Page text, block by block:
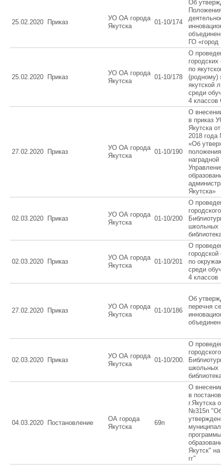
25.02.2020 Приказ
УО ОА города
Якутска
01-10/174
Об
ГО «город
25.02.2020 Приказ
УО ОА города
Якутска
01-10/178
О
по
(родному)
якутской
среди
4 классов
27.02.2020 Приказ
УО ОА города
Якутска
01-10/190
О
в приказ
Якутска
2018
«Об
Якутска»
02.03.2020 Приказ
УО ОА города
Якутска
01-10/200
О
городского
школьных
02.03.2020 Приказ
УО ОА города
Якутска
01-10/201
О
по
среди
4 классов
27.02.2020 Приказ
УО ОА города
Якутска
01-10/186
Об
перечня
02.03.2020 Приказ
УО ОА города
Якутска
01-10/200.
О
городского
школьных
04.03.2020 Постановление
ОА города
Якутска
69п
О
в
г.Якутска
№315п
Якутск"
гг"